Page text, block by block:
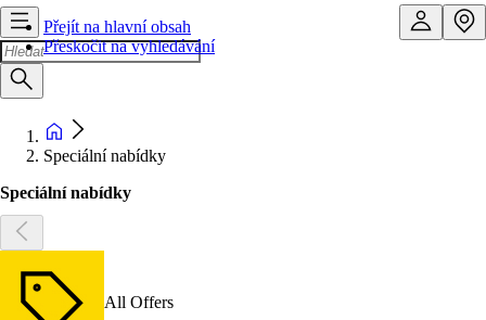
Přejít na hlavní obsah
Přeskočit na vyhledávání
Speciální nabídky
Speciální nabídky
All Offers